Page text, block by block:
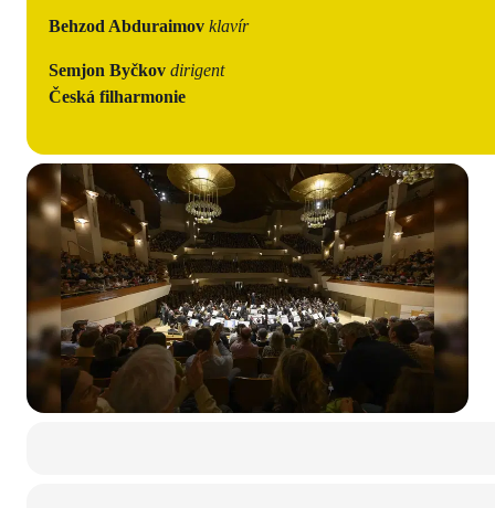
Behzod Abduraimov klavír
Semjon Byčkov dirigent
Česká filharmonie